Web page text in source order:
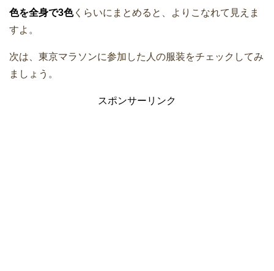
色を全身で3色くらいにまとめると、よりこなれて見えま
すよ。
次は、東京マラソンに参加した人の服装をチェックしてみ
ましょう。
スポンサーリンク